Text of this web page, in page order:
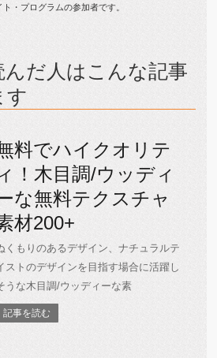
・プログラムの参加者です。
んだ人はこんな記事
す
料でハイクオリテ
ィ！木目調/ウッディ
な無料テクスチャ
材200+
くもりのあるデザイン、ナチュラルテ
ストのデザインを目指す場合に活躍し
うな木目調/ウッディーな素
記事を読む